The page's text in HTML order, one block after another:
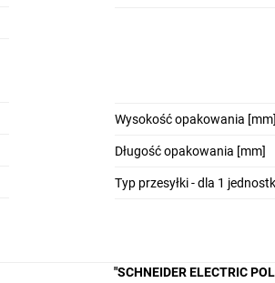
Wysokość opakowania [mm]
Długość opakowania [mm]
Typ przesyłki - dla 1
"SCHNEIDER ELECTRIC